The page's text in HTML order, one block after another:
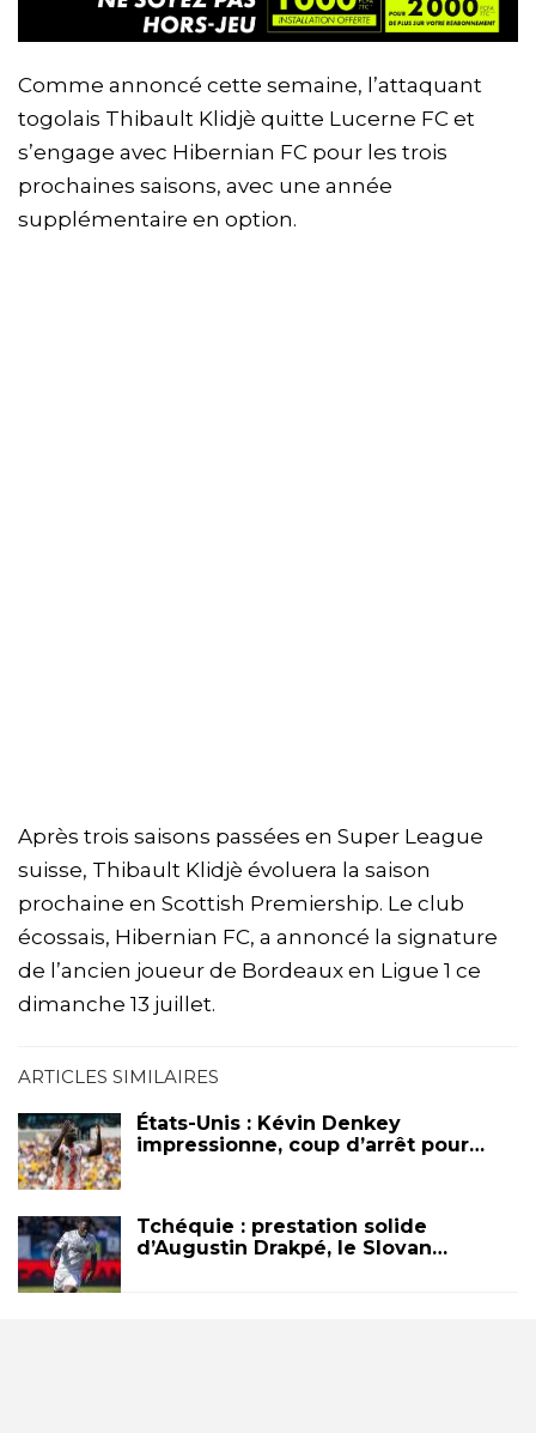
Comme annoncé cette semaine, l’attaquant
togolais Thibault Klidjè quitte Lucerne FC et
s’engage avec Hibernian FC pour les trois
prochaines saisons, avec une année
supplémentaire en option.
Après trois saisons passées en Super League
suisse, Thibault Klidjè évoluera la saison
prochaine en Scottish Premiership. Le club
écossais, Hibernian FC, a annoncé la signature
de l’ancien joueur de Bordeaux en Ligue 1 ce
dimanche 13 juillet.
ARTICLES SIMILAIRES
États-Unis : Kévin Denkey
impressionne, coup d’arrêt pour…
Tchéquie : prestation solide
d’Augustin Drakpé, le Slovan…